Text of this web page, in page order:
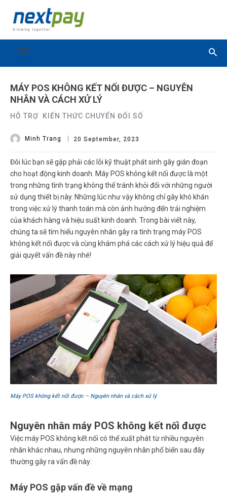
MÁY POS KHÔNG KẾT NỐI ĐƯỢC – NGUYÊN
NHÂN VÀ CÁCH XỬ LÝ
HỖ TRỢ KIẾN THỨC CHUYỂN ĐỔI SỐ
Minh Trang 20 September, 2023
Đôi lúc bạn sẽ gặp phải các lỗi kỹ thuật phát sinh gây gián đoạn
cho hoạt động kinh doanh. Máy POS không kết nối được là một
trong những tình trạng không thể tránh khỏi đối với những người
sử dụng thiết bị này. Những lúc như vậy không chỉ gây khó khăn
trong việc xử lý thanh toán mà còn ảnh hưởng đến trải nghiệm
của khách hàng và hiệu suất kinh doanh. Trong bài viết này,
chúng ta sẽ tìm hiểu nguyên nhân gây ra tình trạng máy POS
không kết nối được và cùng khám phá các cách xử lý hiệu quả để
giải quyết vấn đề này nhé!
Máy POS không kết nối được – Nguyên nhân và cách xử lý
Nguyên nhân máy POS không kết nối được
Việc máy POS không kết nối có thể xuất phát từ nhiều nguyên
nhân khác nhau, nhưng những nguyên nhân phổ biến sau đây
thường gây ra vấn đề này:
Máy POS gặp vấn đề về mạng